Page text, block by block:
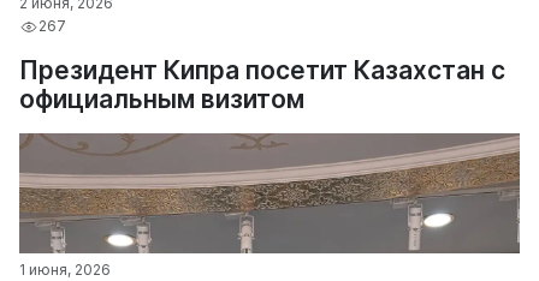
267
Президент Кипра посетит Казахстан с
официальным визитом
1 июня, 2026